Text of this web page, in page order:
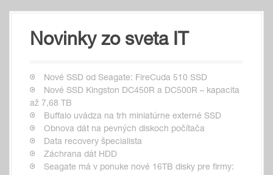
Novinky zo sveta IT
Nové SSD od Seagate: FireCuda 510 SSD
Nové SSD Kingston DC450R a DC500R – kapacita
až 7,68 TB
Buffalo uvádza na trh miniatúrne externé SSD
Obnova dát na pevných diskoch počítača
Data recovery špecialista
Záchrana dát HDD
Seagate má v ponuke nové 16TB disky pre firmy: